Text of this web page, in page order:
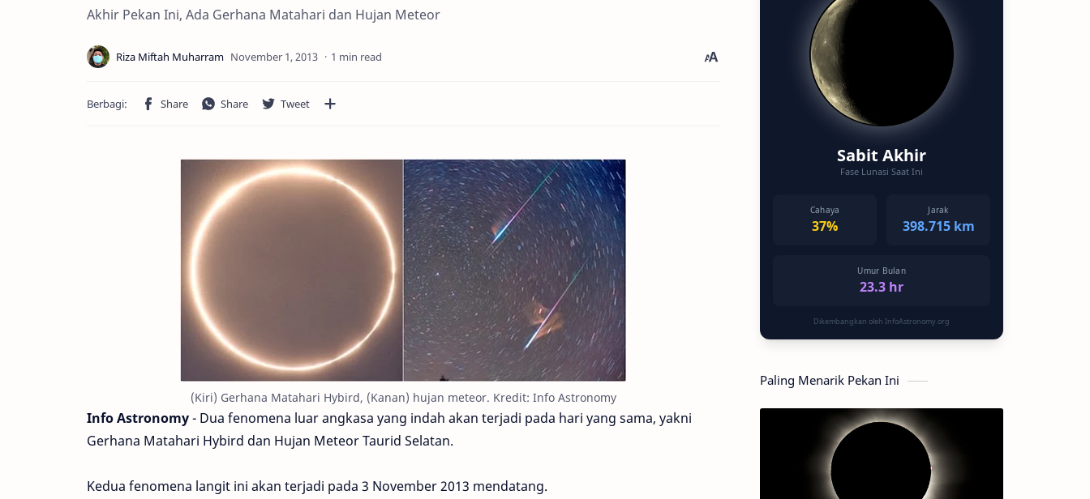
Akhir Pekan Ini, Ada Gerhana Matahari dan Hujan Meteor
1 min read
(Kiri) Gerhana Matahari Hybird, (Kanan) hujan meteor. Kredit: Info Astronomy
Info Astronomy- Dua fenomena luar angkasa yang indah akan terjadi pada hari yang sama, yakni
Gerhana Matahari Hybird dan Hujan Meteor Taurid Selatan.
Kedua fenomena langit ini akan terjadi pada 3 November 2013 mendatang.
Sabit Akhir
Fase Lunasi Saat Ini
Cahaya
37%
Jarak
398.715 km
Umur Bulan
23.3 hr
Dikembangkan oleh InfoAstronomy.org
Paling Menarik Pekan Ini